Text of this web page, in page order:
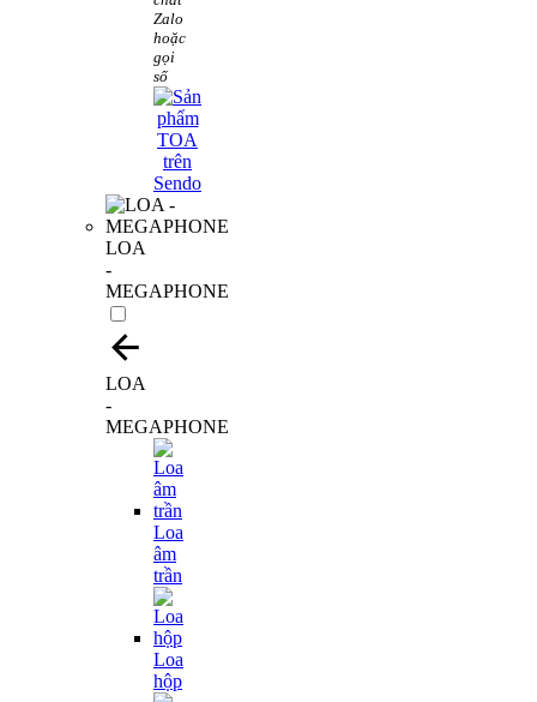
Zalo
hoặc
gọi
số
LOA
-
MEGAPHONE
LOA
-
MEGAPHONE
Loa
âm
trần
Loa
hộp